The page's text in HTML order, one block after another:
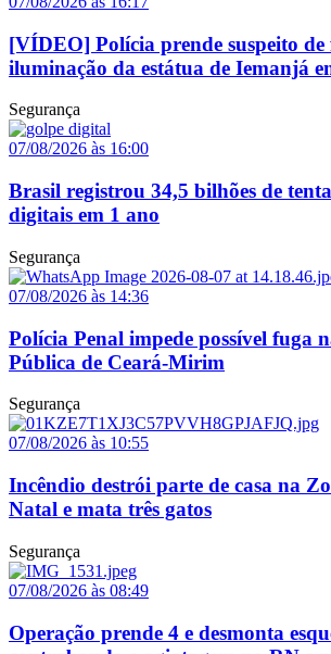
[VÍDEO] Polícia prende suspeito
iluminação da estátua de Iemanjá
Segurança
07/08/2026 às 16:00
Brasil registrou 34,5 bilhões de
digitais em 1 ano
Segurança
07/08/2026 às 14:36
Polícia Penal impede possível fuga
Pública de Ceará-Mirim
Segurança
07/08/2026 às 10:55
Incêndio destrói parte de casa na
Natal e mata três gatos
Segurança
07/08/2026 às 08:49
Operação prende 4 e desmonta